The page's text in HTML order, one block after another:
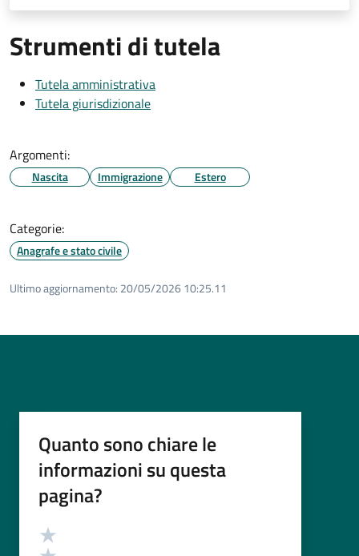
Strumenti di tutela
Tutela amministrativa
Tutela giurisdizionale
Argomenti:
Nascita Immigrazione Estero
Categorie:
Anagrafe e stato civile
Ultimo aggiornamento: 20/05/2026 10:25.11
Quanto sono chiare le
informazioni su questa
pagina?
Valutazione